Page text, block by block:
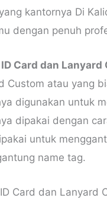
kantornya Di
dengan penuh
Card dan
Custom atau yang
digunakan untuk
dipakai dengan
untuk
name tag.
Card dan Lanyard